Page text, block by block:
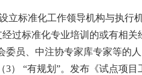
立标准化工作领导机构与执行
经过标准化专业培训的或有相关
员、中注协专家库专家等的
3） “有规划”。发布《试点项目